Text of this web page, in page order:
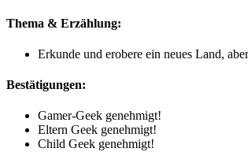
Thema & Erzählung:
Erkunde und erobere ein neues Land,
Bestätigungen:
Gamer-Geek genehmigt!
Eltern Geek genehmigt!
Child Geek genehmigt!